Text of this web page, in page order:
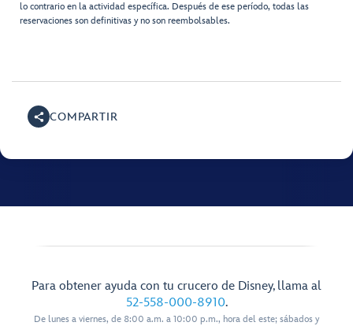
lo contrario en la actividad específica. Después de ese período, todas las
reservaciones son definitivas y no son reembolsables.
COMPARTIR
Para obtener ayuda con tu crucero de Disney, llama al
52-558-000-8910.
De lunes a viernes, de 8:00 a.m. a 10:00 p.m., hora del este; sábados y